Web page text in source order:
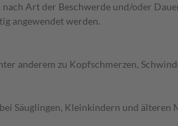
Art der Beschwerde und/oder
angewendet werden.
anderem zu Kopfschmerzen,
Säuglingen, Kleinkindern und